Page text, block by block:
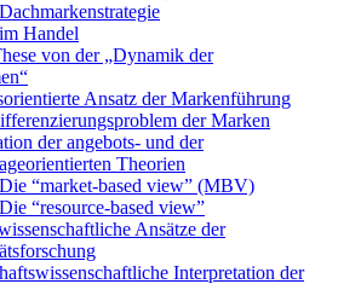
Dachmarkenstrategie
Handel
von der „Dynamik der
Ansatz der Markenführung
der Marken
der angebots- und der
Theorien
Die “market-based view” (MBV)
Die “resource-based view”
Ansätze der
Interpretation der